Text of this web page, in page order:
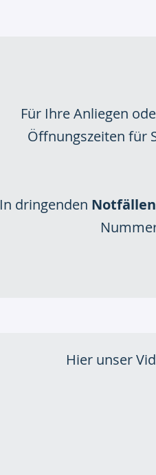
Für Ihre Anliegen
Öffnungszeiten für
In dringenden Notfällen
Hier unser